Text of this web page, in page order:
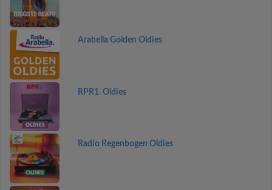
Arabella Golden Oldies
RPR1. Oldies
Radio Regenbogen Oldies